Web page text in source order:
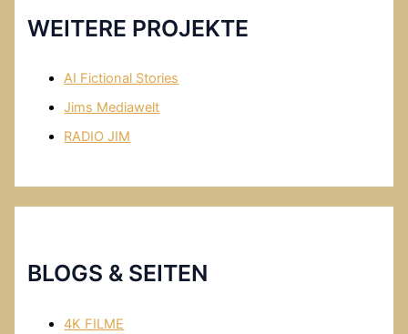
WEITERE PROJEKTE
AI Fictional Stories
Jims Mediawelt
RADIO JIM
BLOGS & SEITEN
4K FILME